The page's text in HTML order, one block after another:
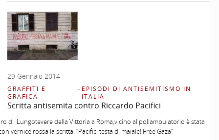
29 Gennaio 2014
GRAFFITI E
GRAFICA
– EPISODI DI ANTISEMITISMO IN
ITALIA
Scritta antisemita contro Riccardo Pacifici
di Lungotevere della Vittoria a Roma,vicino al poliambulatorio è stata
vernice rossa la scritta: “Pacifici testa di maiale! Free Gaza”